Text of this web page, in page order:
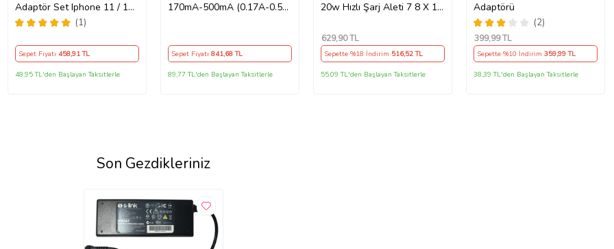
Adaptör Set Iphone 11 / 12 /
13 / Pro / Pro Max Uyumlu
(1)
Sepet Fiyatı 458,91 TL
48,95 TL'den Başlayan Taksitlerle
170mA-500mA (0.17A-0.5A)
Sepet Fiyatı 841,68 TL
89,77 TL'den Başlayan Taksitlerle
20w Hızlı Şarj Aleti 7 8 X 11
Girişli Adaptör
629,90 TL
Sepette %18 İndirim 516,52 TL
55,09 TL'den Başlayan Taksitlerle
Adaptörü
(2)
399,99 TL
Sepette %10 İndirim359,99 TL
38,39 TL'den Başlayan Taksitlerle
Son Gezdikleriniz